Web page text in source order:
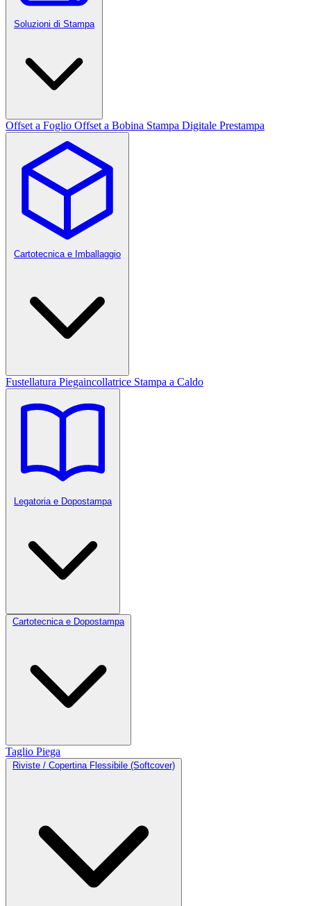
Soluzioni di Stampa
Offset a Foglio Offset a Bobina Stampa Digitale Prestampa
Cartotecnica e Imballaggio
Fustellatura Piegaincollatrice Stampa a Caldo
Legatoria e Dopostampa
Cartotecnica e Dopostampa
Taglio Piega
Riviste / Copertina Flessibile (Softcover)